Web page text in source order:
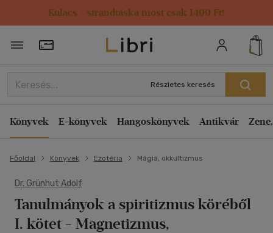
Kulacs / strandtáska most csak 1499 Ft!
Törzsvásárlói Kártya adatai
Részletes keresés
Könyvek E-könyvek Hangoskönyvek Antikvár
Főoldal Könyvek Ezotéria Mágia, okkultizmus
Dr. Grünhut Adolf
Tanulmányok a spiritizmus köréből
I. kötet - Magnetizmus,